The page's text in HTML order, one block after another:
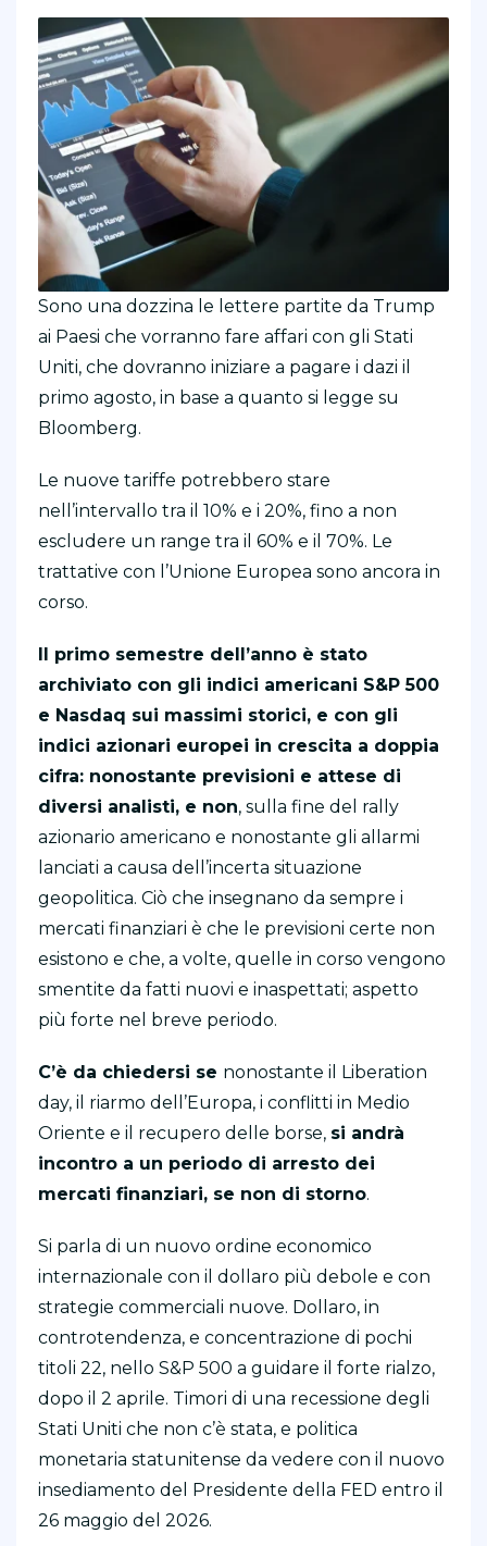
Sono una dozzina le lettere partite da Trump
ai Paesi che vorranno fare affari con gli Stati
Uniti, che dovranno iniziare a pagare i dazi il
primo agosto, in base a quanto si legge su
Bloomberg.
Le nuove tariffe potrebbero stare
nell’intervallo tra il 10% e i 20%, fino a non
escludere un range tra il 60% e il 70%. Le
trattative con l’Unione Europea sono ancora in
corso.
Il primo semestre dell’anno è stato
archiviato con gli indici americani S&P 500
e Nasdaq sui massimi storici, e con gli
indici azionari europei in crescita a doppia
cifra: nonostante previsioni e attese di
diversi analisti, e non, sulla fine del rally
azionario americano e nonostante gli allarmi
lanciati a causa dell’incerta situazione
geopolitica. Ciò che insegnano da sempre i
mercati finanziari è che le previsioni certe non
esistono e che, a volte, quelle in corso vengono
smentite da fatti nuovi e inaspettati; aspetto
più forte nel breve periodo.
C’è da chiedersi se nonostante il Liberation
day, il riarmo dell’Europa, i conflitti in Medio
Oriente e il recupero delle borse, si andrà
incontro a un periodo di arresto dei
mercati finanziari, se non di storno.
Si parla di un nuovo ordine economico
internazionale con il dollaro più debole e con
strategie commerciali nuove. Dollaro, in
controtendenza, e concentrazione di pochi
titoli 22, nello S&P 500 a guidare il forte rialzo,
dopo il 2 aprile. Timori di una recessione degli
Stati Uniti che non c’è stata, e politica
monetaria statunitense da vedere con il nuovo
insediamento del Presidente della FED entro il
26 maggio del 2026.